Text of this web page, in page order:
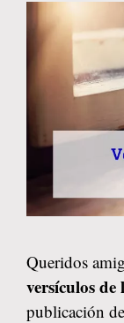
Queridos
versículos
publicación